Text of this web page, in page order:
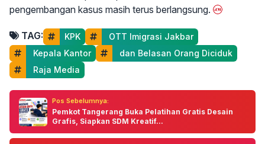
pengembangan kasus masih terus berlangsung.
TAG: KPK
OTT Imigrasi Jakbar
Kepala Kantor
dan Belasan Orang Diciduk
Raja Media
Pos Sebelumnya:
Pemkot Tangerang Buka Pelatihan Gratis Desain
Grafis, Siapkan SDM Kreatif...